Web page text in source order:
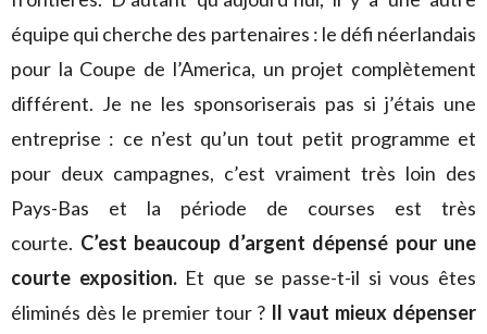
équipe qui cherche des partenaires : le défi néerlandais
pour la Coupe de l’America, un projet complètement
différent. Je ne les sponsoriserais pas si j’étais une
entreprise : ce n’est qu’un tout petit programme et
pour deux campagnes, c’est vraiment très loin des
Pays-Bas et la période de courses est très
courte. C’est beaucoup d’argent dépensé pour une
courte exposition.Et que se passe-t-il si vous êtes
éliminés dès le premier tour ? Il vaut mieux dépenser